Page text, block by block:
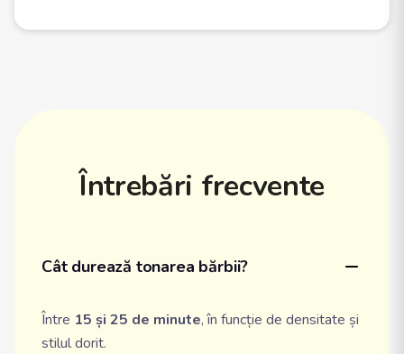
Întrebări frecvente
Cât durează tonarea bărbii?
Între 15 și 25 de minute, în funcție de densitate și
stilul dorit.